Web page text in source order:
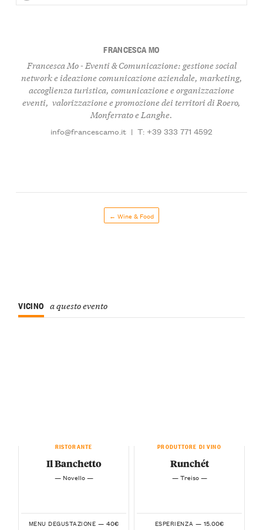
FRANCESCA MO
Francesca Mo - Eventi & Comunicazione: gestione social
network e ideazione comunicazione aziendale, marketing,
accoglienza turistica, comunicazione e organizzazione
eventi, valorizzazione e promozione dei territori di Roero,
Monferrato e Langhe.
info@francescamo.it | T: +39 333 771 4592
← Wine & Food
VICINO a questo evento
RISTORANTE
Il Banchetto
— Novello —
MENU DEGUSTAZIONE — 40€
PRODUTTORE DI VINO
Runchét
— Treiso —
ESPERIENZA — 15.00€